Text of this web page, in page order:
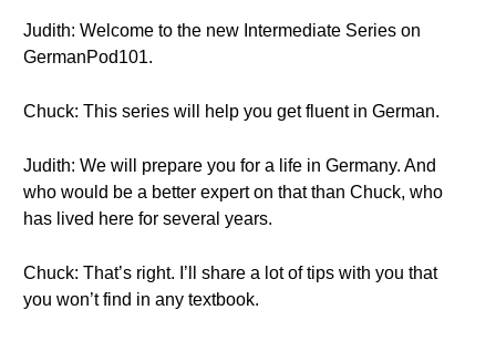
Judith: Welcome to the new Intermediate Series on
GermanPod101.
Chuck: This series will help you get fluent in German.
Judith: We will prepare you for a life in Germany. And
who would be a better expert on that than Chuck, who
has lived here for several years.
Chuck: That’s right. I’ll share a lot of tips with you that
you won’t find in any textbook.